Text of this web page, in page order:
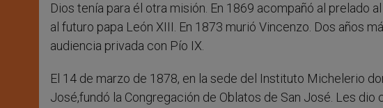
Dios tenía para él otra misión. En 1869 acompañó al prelado
al futuro papa León XIII. En 1873 murió Vincenzo. Dos años
audiencia privada con Pío IX.
El 14 de marzo de 1878, en la sede del Instituto Michelerio
José,fundó la Congregación de Oblatos de San José. Les